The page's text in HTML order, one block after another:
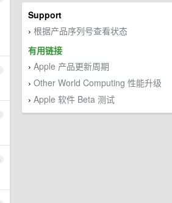
Support
› 根据产品序列号查看状态
有用链接
› Apple 产品更新周期
› Other World Computing 性能升级
› Apple 软件 Beta 测试